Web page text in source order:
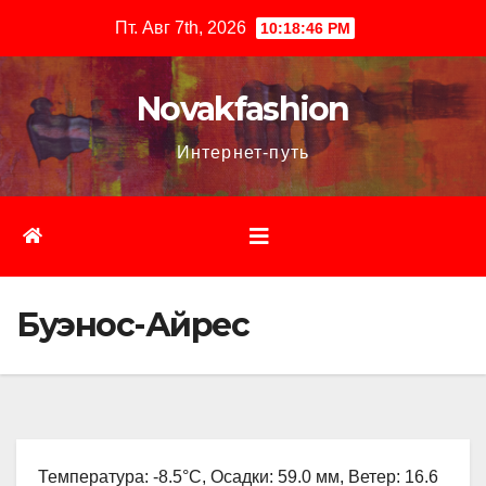
содержимому
Пт. Авг 7th, 2026 10:18:48 PM
Novakfashion
Интернет-путь
Буэнос-Айрес
Температура: -8.5°C, Осадки: 59.0 мм, Ветер: 16.6